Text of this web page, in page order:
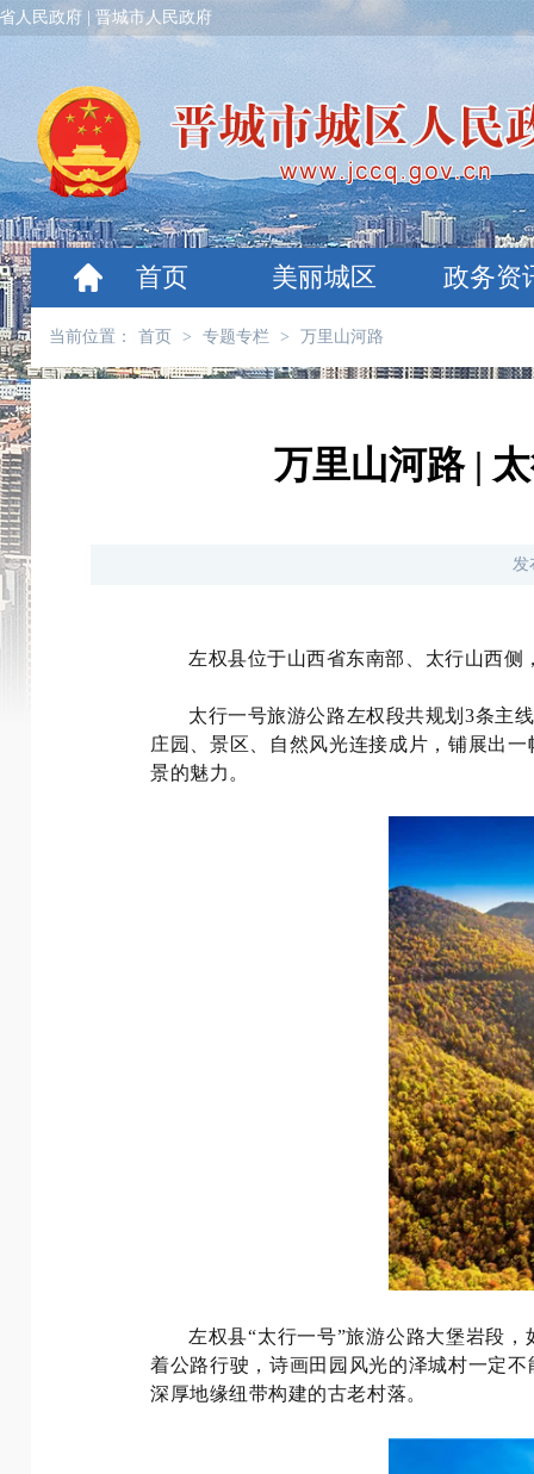
人民政府 晋城市人民政府
首页 美丽城区 政务资
当前位置： 首页 > 专题专栏 > 万里山河路
万里山河路 |
发
左权县位于山西省东南部、太行山西
太行一号旅游公路左权段共规划3条主
庄园、景区、自然风光连接成片，铺展出
景的魅力。
左权县“太行一号”旅游公路大堡岩段
着公路行驶，诗画田园风光的泽城村一定
深厚地缘纽带构建的古老村落。